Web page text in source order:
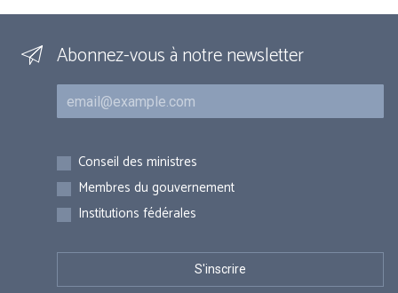
Abonnez-vous à notre newsletter
Courriel
Inscriptions
Conseil des ministres
Membres du gouvernement
Institutions fédérales